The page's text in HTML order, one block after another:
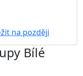
na později
Bílé